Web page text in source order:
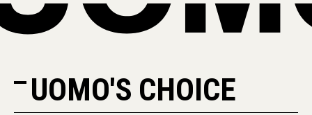
UOMO'S CHOICE